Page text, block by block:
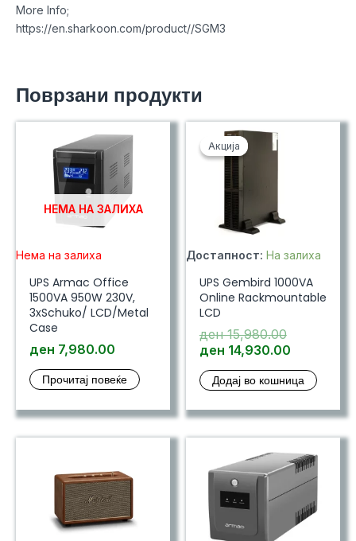
More Info;
https://en.sharkoon.com/product//SGM3
Поврзани продукти
НЕМА НА ЗАЛИХА
Нема на залиха
UPS Armac Office
1500VA 950W 230V,
3xSchuko/ LCD/Metal
Case
ден 7,980.00
Прочитај повеќе
Акција
Акција
Достапност: На залиха
UPS Gembird 1000VA
Online Rackmountable
LCD
ден15,980.00Original
price
ден
ден 14,930.00Current
is:
Додај во кошница